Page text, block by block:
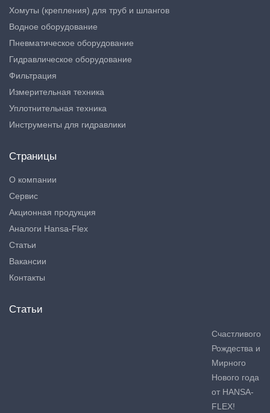
Хомуты (крепления) для труб и шлангов
Водное оборудование
Пневматическое оборудование
Гидравлическое оборудование
Фильтрация
Измерительная техника
Уплотнительная техника
Инструменты для гидравлики
Страницы
О компании
Сервис
Акционная продукция
Аналоги Hansa-Flex
Статьи
Вакансии
Контакты
Статьи
Счастливого
Рождества и
Мирного
Нового года
от HANSA-
FLEX!